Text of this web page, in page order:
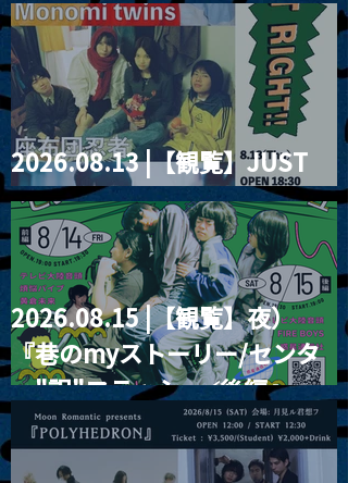
2026.08.13 |【観覧】JUST
RIGHT!! vol.26
2026.08.15 |【観覧】夜）
『巷のmyストーリー/センタ
ー"訳"フラッシュ⚡️後編』